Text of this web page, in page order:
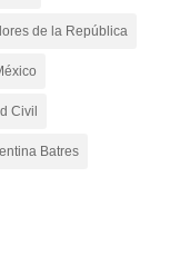
de la República
Civil
Batres